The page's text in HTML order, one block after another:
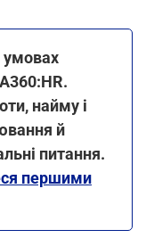
умовах
найму і
й
питання.
першими